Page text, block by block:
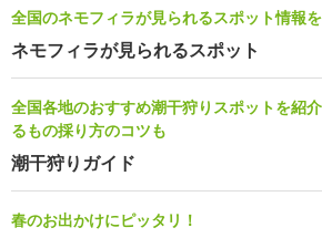
全国のネモフィラが見られるスポット情報
ネモフィラが見られるスポット
全国各地のおすすめ潮干狩りスポットを紹
るもの採り方のコツも
潮干狩りガイド
春のお出かけにピッタリ！